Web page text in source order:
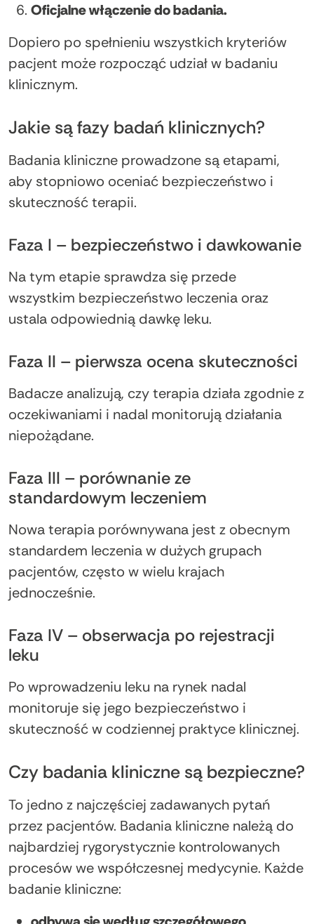
Oficjalne włączenie do badania.
Dopiero po spełnieniu wszystkich kryteriów
pacjent może rozpocząć udział w badaniu
klinicznym.
Jakie są fazy badań klinicznych?
Badania kliniczne prowadzone są etapami,
aby stopniowo oceniać bezpieczeństwo i
skuteczność terapii.
Faza I – bezpieczeństwo i dawkowanie
Na tym etapie sprawdza się przede
wszystkim bezpieczeństwo leczenia oraz
ustala odpowiednią dawkę leku.
Faza II – pierwsza ocena skuteczności
Badacze analizują, czy terapia działa zgodnie z
oczekiwaniami i nadal monitorują działania
niepożądane.
Faza III – porównanie ze
standardowym leczeniem
Nowa terapia porównywana jest z obecnym
standardem leczenia w dużych grupach
pacjentów, często w wielu krajach
jednocześnie.
Faza IV – obserwacja po rejestracji
leku
Po wprowadzeniu leku na rynek nadal
monitoruje się jego bezpieczeństwo i
skuteczność w codziennej praktyce klinicznej.
Czy badania kliniczne są bezpieczne?
To jedno z najczęściej zadawanych pytań
przez pacjentów. Badania kliniczne należą do
najbardziej rygorystycznie kontrolowanych
procesów we współczesnej medycynie. Każde
badanie kliniczne: